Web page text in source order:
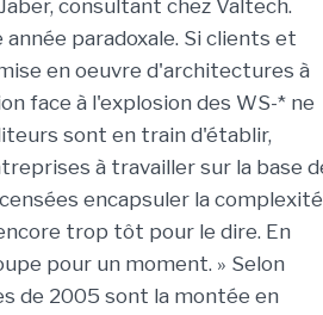
consultant chez Valtech.
année paradoxale. Si clients et
en oeuvre d'architectures à
face à l'explosion des WS-* ne
sont en train d'établir,
à travailler sur la base
encapsuler la complexité
trop tôt pour le dire. En
pour un moment. » Selon
de 2005 sont la montée en